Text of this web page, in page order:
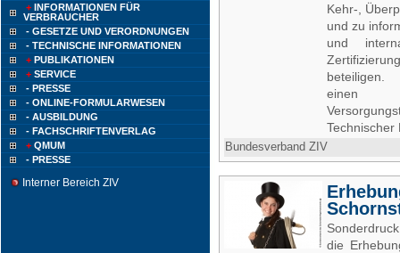
+ INFORMATIONEN FÜR
VERBRAUCHER
- GESETZE UND VERORDNUNGEN
- TECHNISCHE INFORMATIONEN
+ PUBLIKATIONEN
+ SERVICE
- PRESSE
- ONLINE-FORMULARWESEN
- AUSBILDUNG
- FACHSCHRIFTENVERLAG
+ QMUM
- PRESSE
Interner Bereich ZIV
Kehr-,
und zu
und
beteiligen.
einen
Technischer
Bundesverband ZIV
die